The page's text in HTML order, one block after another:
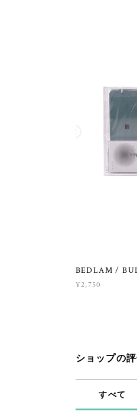
BEDLAM /
¥2,750
ショップの
すべて